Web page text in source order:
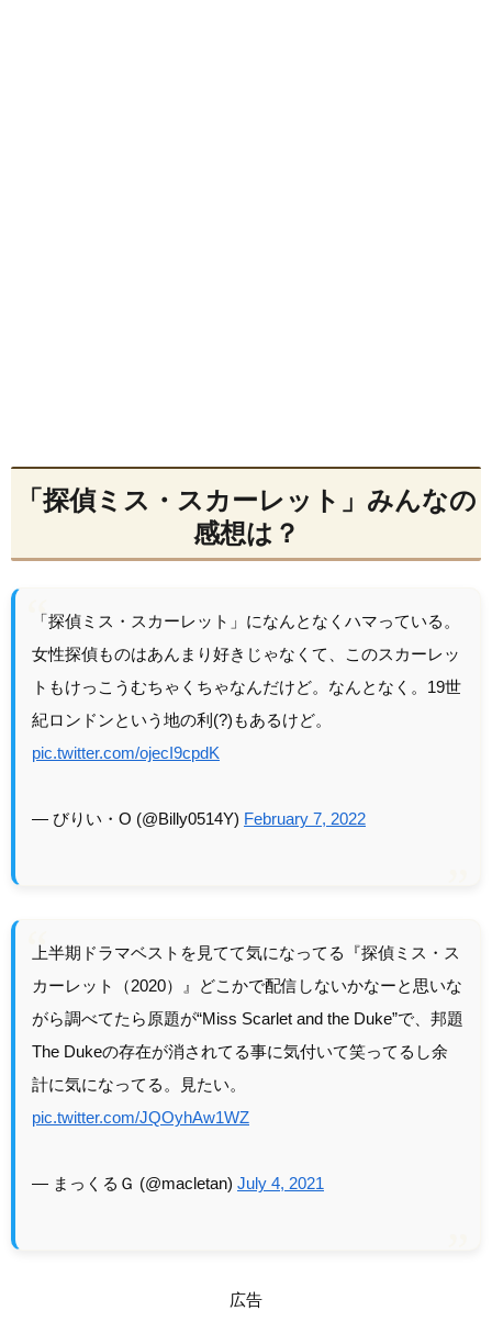
「探偵ミス・スカーレット」みんなの
感想は？
「探偵ミス・スカーレット」になんとなくハマっている。
女性探偵ものはあんまり好きじゃなくて、このスカーレッ
トもけっこうむちゃくちゃなんだけど。なんとなく。19世
紀ロンドンという地の利(?)もあるけど。
pic.twitter.com/ojecI9cpdK
— びりい・O (@Billy0514Y) February 7, 2022
上半期ドラマベストを見てて気になってる『探偵ミス・ス
カーレット（2020）』どこかで配信しないかなーと思いな
がら調べてたら原題が“Miss Scarlet and the Duke”で、邦題
The Dukeの存在が消されてる事に気付いて笑ってるし余
計に気になってる。見たい。
pic.twitter.com/JQOyhAw1WZ
— まっくるＧ (@macletan) July 4, 2021
広告